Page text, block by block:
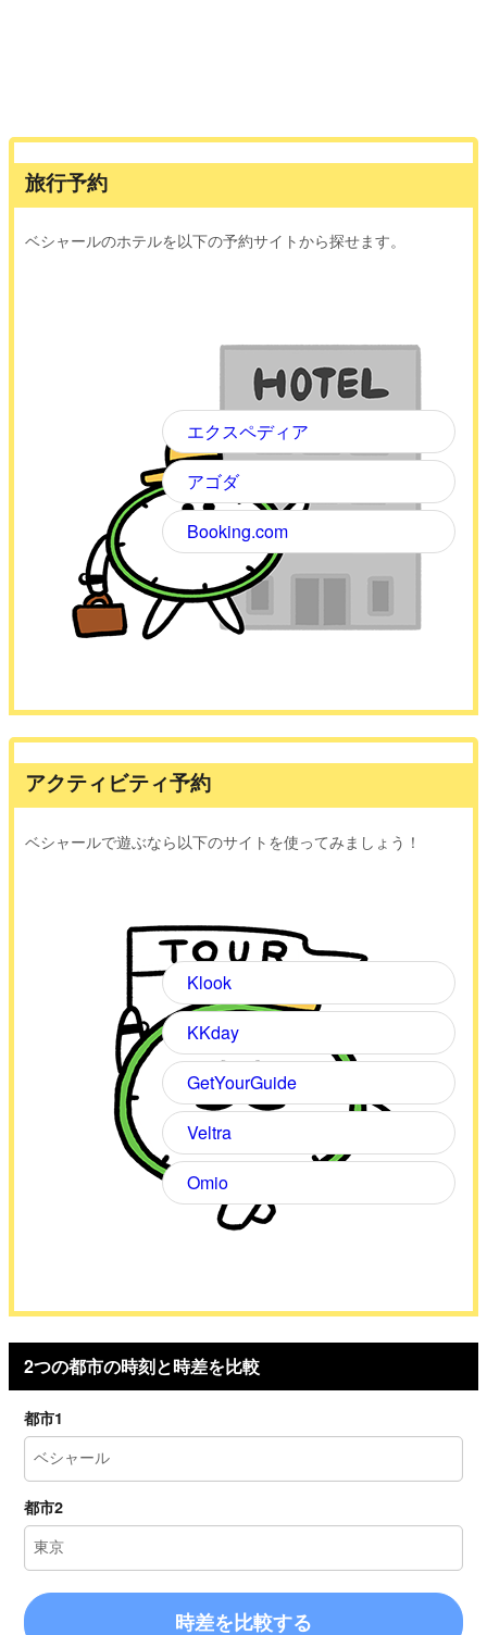
旅行予約
ベシャールのホテルを以下の予約サイトから探せます。
エクスペディア
アゴダ
Booking.com
アクティビティ予約
ベシャールで遊ぶなら以下のサイトを使ってみましょう！
Klook
KKday
GetYourGuide
Veltra
Omio
2つの都市の時刻と時差を比較
都市1
都市2
時差を比較する